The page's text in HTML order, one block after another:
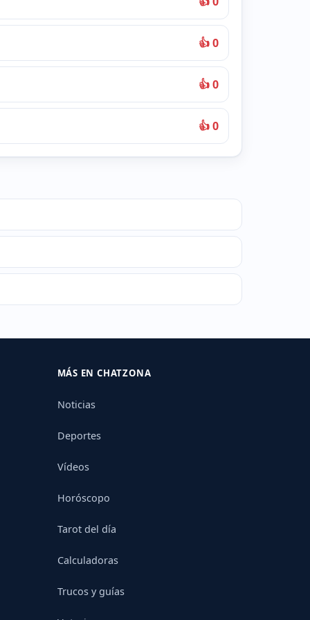
👍 0
👍 0
👍 0
MÁS EN CHATZONA
Noticias
Deportes
Vídeos
Horóscopo
Tarot del día
Calculadoras
Trucos y guías